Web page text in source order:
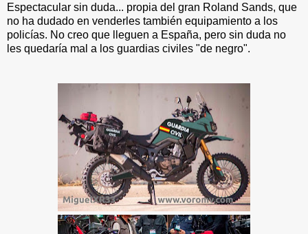
Espectacular sin duda... propia del gran Roland Sands, que
no ha dudado en venderles también equipamiento a los
policías. No creo que lleguen a España, pero sin duda no
les quedaría mal a los guardias civiles "de negro".